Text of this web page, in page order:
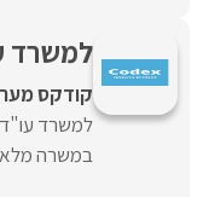
למשרד
קודקס
למשרד
במשרה